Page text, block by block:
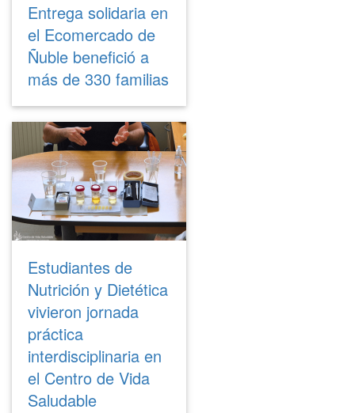
Entrega solidaria en
el Ecomercado de
Ñuble benefició a
más de 330 familias
Estudiantes de
Nutrición y Dietética
vivieron jornada
práctica
interdisciplinaria en
el Centro de Vida
Saludable